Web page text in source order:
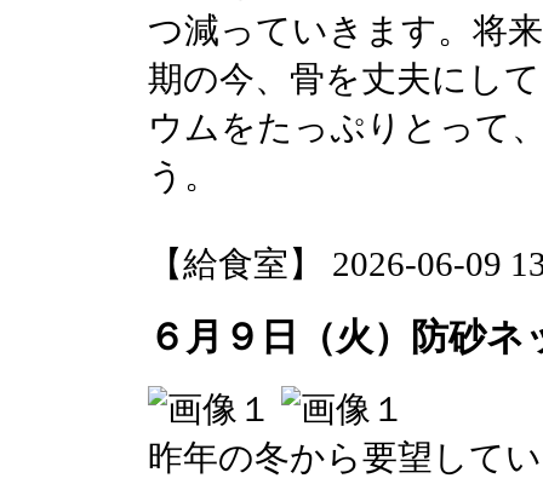
つ減っていきます。将
期の今、骨を丈夫にし
ウムをたっぷりとって
う。
【給食室】 2026-06-09
６月９日（火）防砂
昨年の冬から要望して